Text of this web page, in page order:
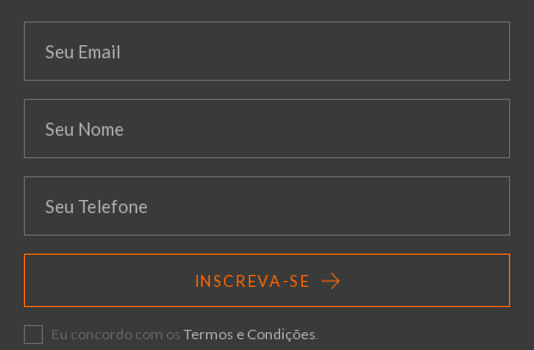
INSCREVA-SE
Eu concordo com os Termos e Condições.